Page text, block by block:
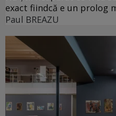
exact fiindcă e un prolog
Paul BREAZU